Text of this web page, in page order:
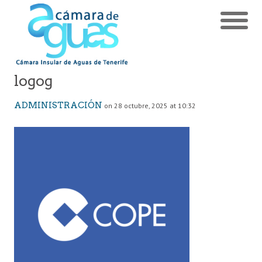
logog
ADMINISTRACIÓN on 28 octubre, 2025 at 10:32